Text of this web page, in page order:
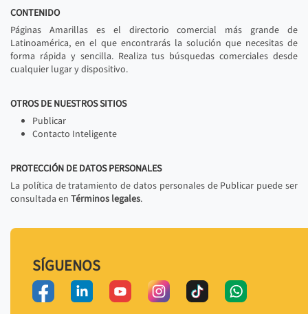
CONTENIDO
Páginas Amarillas es el directorio comercial más grande de
Latinoamérica, en el que encontrarás la solución que necesitas de
forma rápida y sencilla. Realiza tus búsquedas comerciales desde
cualquier lugar y dispositivo.
OTROS DE NUESTROS SITIOS
Publicar
Contacto Inteligente
PROTECCIÓN DE DATOS PERSONALES
La política de tratamiento de datos personales de Publicar puede ser
consultada en Términos legales.
SÍGUENOS